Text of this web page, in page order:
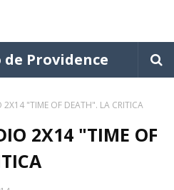
Providence
2X14 "TIME OF DEATH". LA CRITICA
2X14 "TIME OF